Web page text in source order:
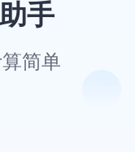
能